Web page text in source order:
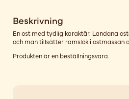
Beskrivning
En ost med tydlig karaktär. Landana
och man tillsätter ramslök i ostmassan
Produkten är en beställningsvara.